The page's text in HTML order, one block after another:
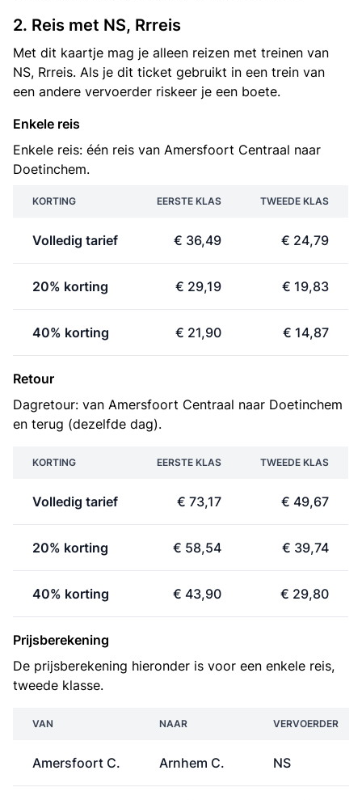
2. Reis met NS, Rrreis
Met dit kaartje mag je alleen reizen met treinen van
NS, Rrreis. Als je dit ticket gebruikt in een trein van
een andere vervoerder riskeer je een boete.
Enkele reis
Enkele reis: één reis van Amersfoort Centraal naar
Doetinchem.
KORTING EERSTE KLAS TWEEDE KLAS
Volledig tarief € 36,49 € 24,79
20% korting € 29,19 € 19,83
40% korting € 21,90 € 14,87
Retour
Dagretour: van Amersfoort Centraal naar Doetinchem
en terug (dezelfde dag).
KORTING EERSTE KLAS TWEEDE KLAS
Volledig tarief € 73,17 € 49,67
20% korting € 58,54 € 39,74
40% korting € 43,90 € 29,80
Prijsberekening
De prijsberekening hieronder is voor een enkele reis,
tweede klasse.
VAN NAAR VERVOERDER
Amersfoort C. Arnhem C. NS